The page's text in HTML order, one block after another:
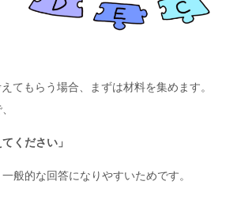
てもらう場合、まずは材料を集めます。
ください」
般的な回答になりやすいためです。